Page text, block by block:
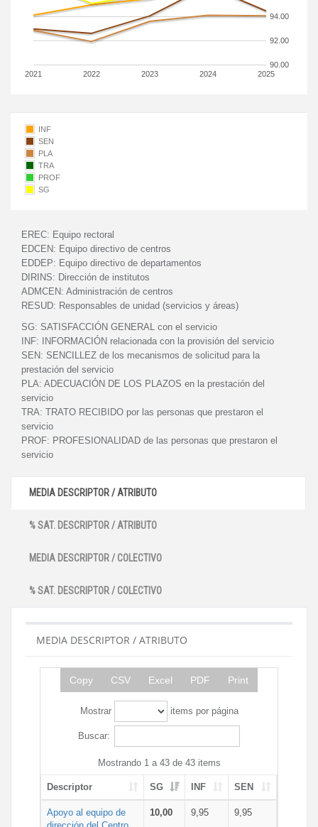
2021 2022 2023 2024 2025
90.00
92.00
94.00
INF
SEN
PLA
TRA
PROF
SG
EREC: Equipo rectoral
EDCEN: Equipo directivo de centros
EDDEP: Equipo directivo de departamentos
DIRINS: Dirección de institutos
ADMCEN: Administración de centros
RESUD: Responsables de unidad (servicios y áreas)
SG: SATISFACCIÓN GENERAL con el servicio
INF:
INFORMACIÓN relacionada con la provisión del servicio
SEN: SENCILLEZ de los mecanismos de solicitud para la
prestación del servicio
PLA: ADECUACIÓN DE LOS PLAZOS en la prestación del
servicio
TRA: TRATO RECIBIDO por las personas que prestaron el
servicio
PROF: PROFESIONALIDAD de las personas que prestaron el
servicio
MEDIA DESCRIPTOR / ATRIBUTO
% SAT. DESCRIPTOR / ATRIBUTO
MEDIA DESCRIPTOR / COLECTIVO
% SAT. DESCRIPTOR / COLECTIVO
MEDIA DESCRIPTOR / ATRIBUTO
Copy CSV Excel PDF Print
Mostrar items por página
Buscar:
Mostrando 1 a 43 de 43 items
Descriptor SG INF SEN
Apoyo al equipo de
dirección del Centro
10,00 9,95 9,95